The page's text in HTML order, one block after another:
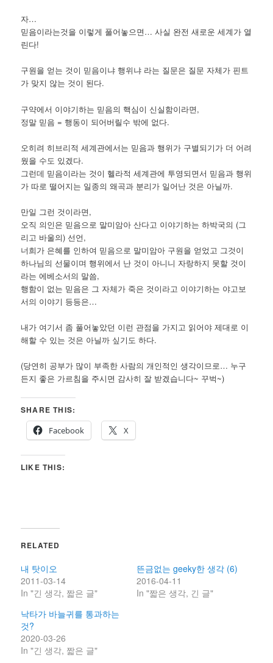
자…
믿음이라는것을 이렇게 풀어놓으면… 사실 완전 새로운 세계가 열
린다!
구원을 얻는 것이 믿음이냐 행위냐 라는 질문은 질문 자체가 핀트
가 맞지 않는 것이 된다.
구약에서 이야기하는 믿음의 핵심이 신실함이라면,
정말 믿음 = 행동이 되어버릴수 밖에 없다.
오히려 히브리적 세계관에서는 믿음과 행위가 구별되기가 더 어려
웠을 수도 있겠다.
그런데 믿음이라는 것이 헬라적 세계관에 투영되면서 믿음과 행위
가 따로 떨어지는 일종의 왜곡과 분리가 일어난 것은 아닐까.
만일 그런 것이라면,
오직 의인은 믿음으로 말미암아 산다고 이야기하는 하박국의 (그
리고 바울의) 선언,
너희가 은혜를 인하여 믿음으로 말미암아 구원을 얻었고 그것이
하나님의 선물이며 행위에서 난 것이 아니니 자랑하지 못할 것이
라는 에베소서의 말씀,
행함이 없는 믿음은 그 자체가 죽은 것이라고 이야기하는 야고보
서의 이야기 등등은…
내가 여기서 좀 풀어놓았던 이런 관점을 가지고 읽어야 제대로 이
해할 수 있는 것은 아닐까 싶기도 하다.
(당연히 공부가 많이 부족한 사람의 개인적인 생각이므로… 누구
든지 좋은 가르침을 주시면 감사히 잘 받겠습니다~ 꾸벅~)
SHARE THIS:
Facebook
X
LIKE THIS:
RELATED
내 탓이오
2011-03-14
In "긴 생각, 짧은 글"
뜬금없는 geeky한 생각 (6)
2016-04-11
In "짧은 생각, 긴 글"
낙타가 바늘귀를 통과하는
것?
2020-03-26
In "긴 생각, 짧은 글"